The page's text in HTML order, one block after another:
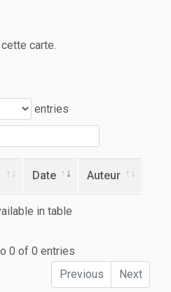
carte.
entries
Date Auteur
in table
0 of 0 entries
Previous
Next